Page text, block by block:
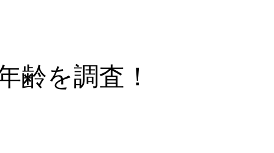
齢を調査！